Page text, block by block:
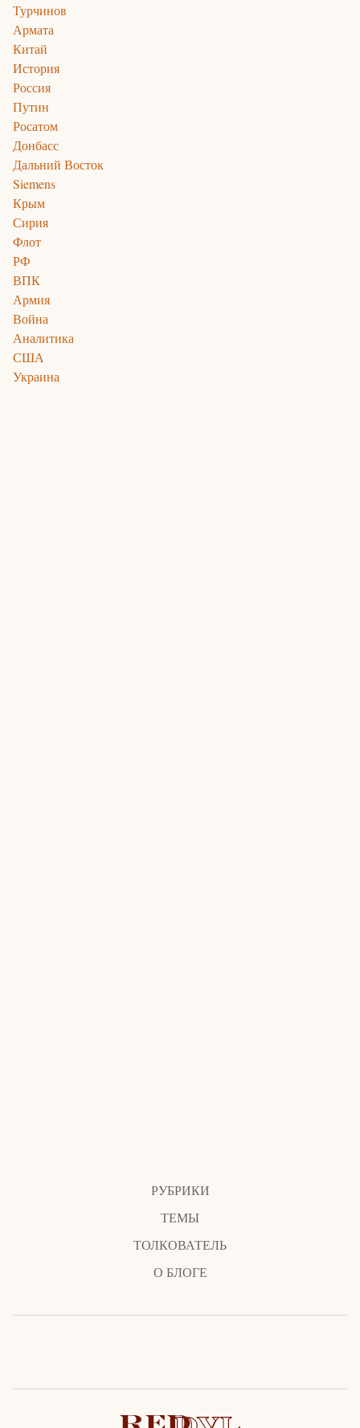
Турчинов
Армата
Китай
История
Россия
Путин
Росатом
Донбасс
Дальний Восток
Siemens
Крым
Сирия
Флот
РФ
ВПК
Армия
Война
Аналитика
США
Украина
РУБРИКИ
ТЕМЫ
ТОЛКОВАТЕЛЬ
О БЛОГЕ